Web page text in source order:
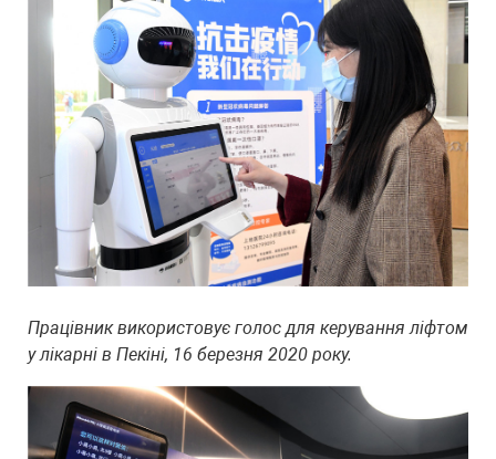
Працівник використовує голос для керування ліфтом
у лікарні в Пекіні, 16 березня 2020 року.